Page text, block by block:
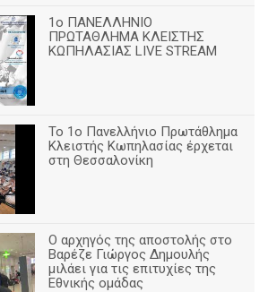
1ο ΠΑΝΕΛΛΗΝΙΟ
ΠΡΩΤΑΘΛΗΜΑ ΚΛΕΙΣΤΗΣ
ΚΩΠΗΛΑΣΙΑΣ LIVE STREAM
Το 1ο Πανελλήνιο Πρωτάθλημα
Κλειστής Κωπηλασίας έρχεται
στη Θεσσαλονίκη
Ο αρχηγός της αποστολής στο
Βαρέζε Γιώργος Δημουλής
μιλάει για τις επιτυχίες της
Εθνικής ομάδας